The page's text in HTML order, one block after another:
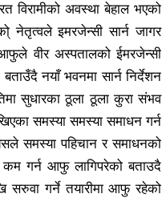
विरामीको अवस्था बेहाल भएको
नेतृत्वले इमरजेन्सी सार्न जागर
वीर अस्पतालको ईमरजेन्सी
नयाँ भवनमा सार्न निर्देशन
सुधारका ठूला ठूला कुरा संभव
समस्या समस्या समाधन गर्न
समस्या पहिचान र समाधनको
कम गर्न आफु लागिपरेको बताउदै
सरुवा गर्ने तयारीमा आफु रहेको